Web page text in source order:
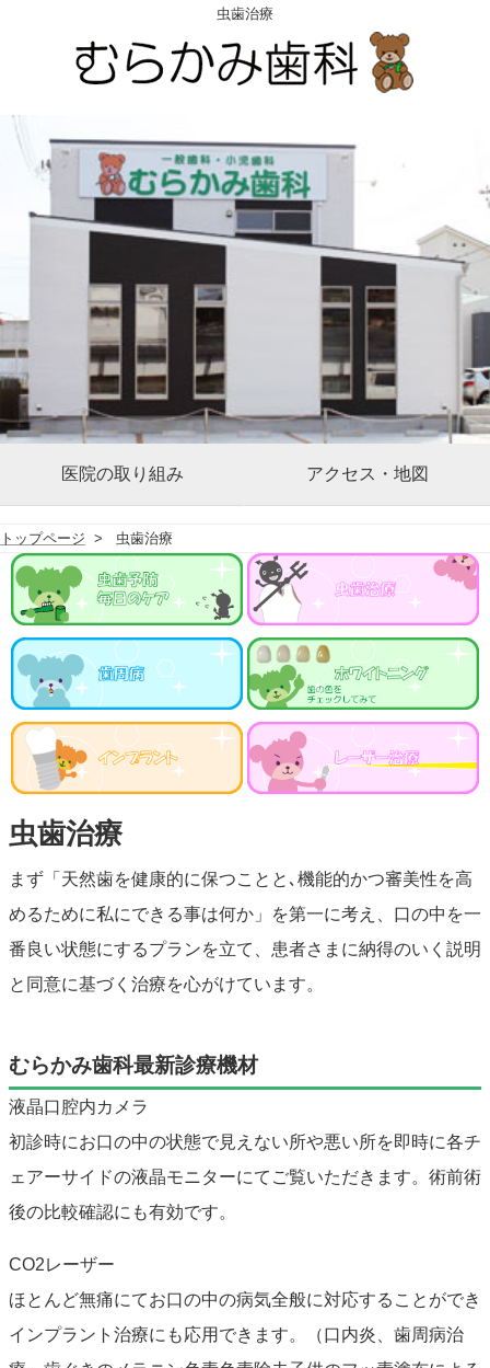
虫歯治療
医院の取り組み アクセス・地図
トップページ 虫歯治療
虫歯治療
まず「天然歯を健康的に保つことと､機能的かつ審美性を高
めるために私にできる事は何か」を第一に考え、口の中を一
番良い状態にするプランを立て、患者さまに納得のいく説明
と同意に基づく治療を心がけています。
むらかみ歯科最新診療機材
液晶口腔内カメラ
初診時にお口の中の状態で見えない所や悪い所を即時に各チ
ェアーサイドの液晶モニターにてご覧いただきます。術前術
後の比較確認にも有効です。
CO2レーザー
ほとんど無痛にてお口の中の病気全般に対応することができ
インプラント治療にも応用できます。（口内炎、歯周病治